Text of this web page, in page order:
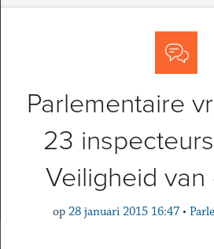
Parlementaire
23
Veiligheid van
op 28 januari 2015 16:47 •